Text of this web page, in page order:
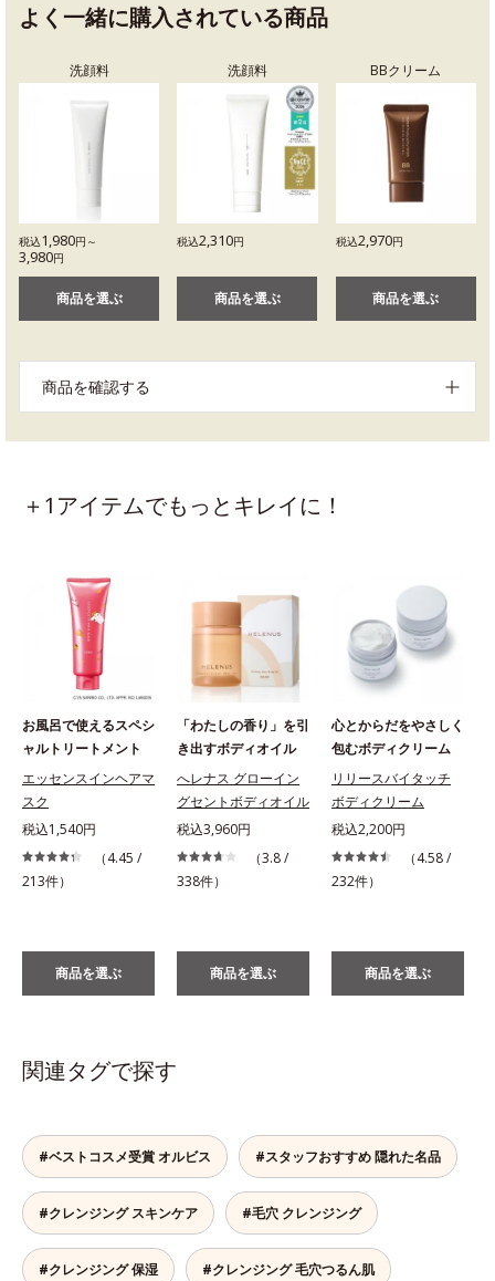
よく一緒に購入されている商品
洗顔料
税込1,980円～
3,980円
商品を選ぶ
洗顔料
税込2,310円
商品を選ぶ
BBクリーム
税込2,970円
商品を選ぶ
商品を確認する
＋1アイテムでもっとキレイに！
お風呂で使えるスペシ
ャルトリートメント
エッセンスインヘアマ
スク
税込1,540円
（4.45 /
213件）
商品を選ぶ
「わたしの香り」を引
き出すボディオイル
へレナス グローイン
グセントボディオイル
税込3,960円
（3.8 /
338件）
商品を選ぶ
心とからだをやさしく
包むボディクリーム
リリースバイタッチ
ボディクリーム
税込2,200円
（4.58 /
232件）
商品を選ぶ
関連タグで探す
#ベストコスメ受賞 オルビス #スタッフおすすめ 隠れた名品
#クレンジング スキンケア #毛穴 クレンジング
#クレンジング 保湿 #クレンジング 毛穴つるん肌